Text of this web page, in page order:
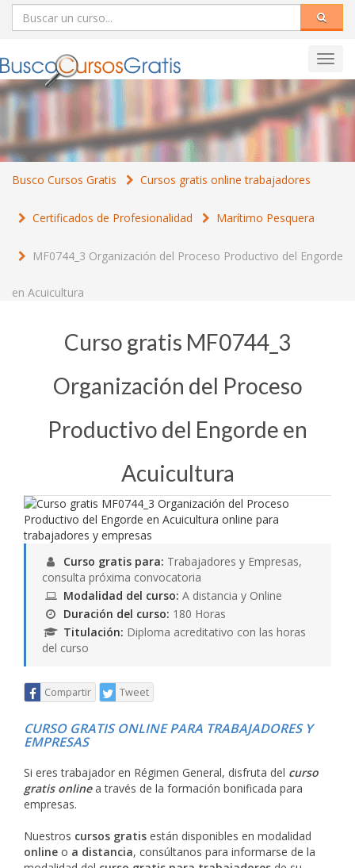
Busco Cursos Gratis Cursos gratis online trabajadores
Certificados de Profesionalidad Marítimo Pesquera
MF0744_3 Organización del Proceso Productivo del Engorde
en Acuicultura
Curso gratis MF0744_3
Organización del Proceso
Productivo del Engorde en
Acuicultura
Curso gratis para: Trabajadores y Empresas,
consulta próxima convocatoria
Modalidad del curso: A distancia y Online
Duración del curso: 180 Horas
Titulación: Diploma acreditativo con las horas
del curso
Compartir Tweet
CURSO GRATIS ONLINE PARA TRABAJADORES Y
EMPRESAS
Si eres trabajador en Régimen General, disfruta del curso
gratis onlinea través de la formación bonificada para
empresas.
Nuestros cursos gratis están disponibles en modalidad
online o a distancia, consúltanos para informarse de la